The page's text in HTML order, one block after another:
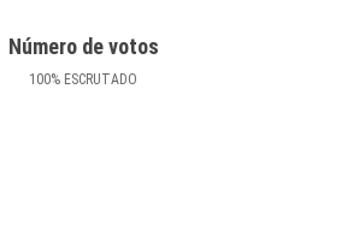
Número de votos
100% ESCRUTADO